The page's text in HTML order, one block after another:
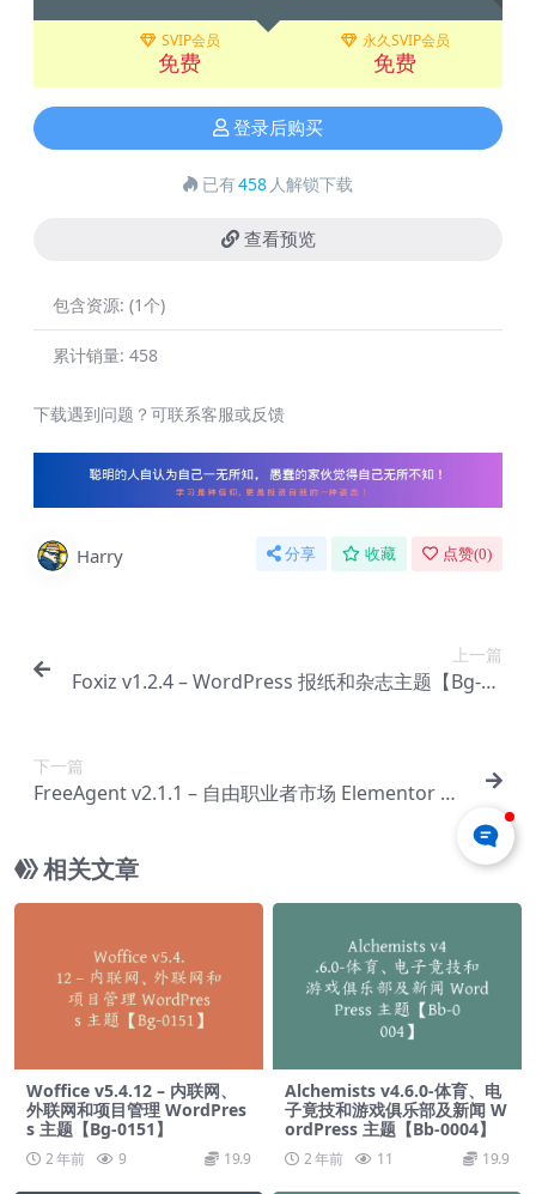
SVIP会员
免费
永久SVIP会员
免费
登录后购买
已有458 人解锁下载
查看预览
包含资源: (1个)
累计销量: 458
下载遇到问题？可联系客服或反馈
Harry 分享 收藏 点赞(0)
上一篇
Foxiz v1.2.4 – WordPress 报纸和杂志主题【Bg-00
下一篇
FreeAgent v2.1.1 – 自由职业者市场 Elementor W
相关文章
Woffice v5.4.12 – 内联网、
外联网和项目管理 WordPres
s 主题【Bg-0151】
2 年前 9 19.9
Alchemists v4.6.0-体育、电
子竟技和游戏俱乐部及新闻 W
ordPress 主题【Bb-0004】
2 年前 11 19.9